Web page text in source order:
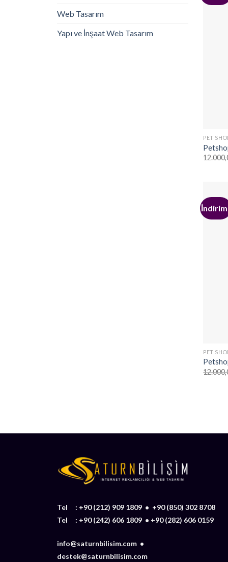
Web Tasarım
Yapı ve İnşaat Web Tasarım
PET
PET
Tel : +90 (212) 909 1809 • +90 (850) 302 8708
Tel : +90 (242) 606 1809 • +90 (282) 606 0159
info@saturnbilisim.com •
destek@saturnbilisim.com